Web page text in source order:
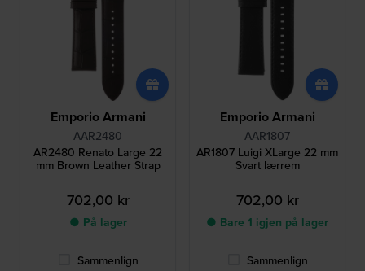
Emporio Armani
AAR2480
AR2480 Renato Large 22
mm Brown Leather Strap
702,00 kr
● På lager
Sammenlign
Emporio Armani
AAR1807
AR1807 Luigi XLarge 22 mm
Svart lærrem
702,00 kr
● Bare 1 igjen på lager
Sammenlign